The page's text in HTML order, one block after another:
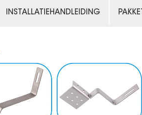
INSTALLATIEHANDLEIDING PAKKET